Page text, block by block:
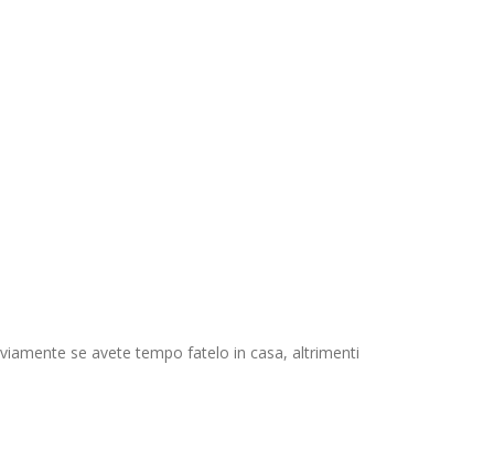
se avete tempo fatelo in casa, altrimenti